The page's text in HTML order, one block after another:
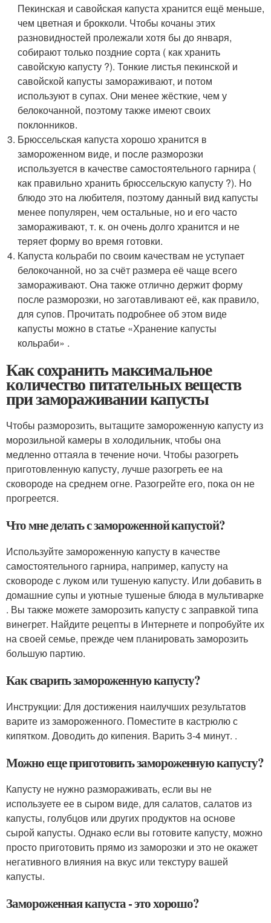
Пекинская и савойская капуста хранится ещё меньше,
чем цветная и брокколи. Чтобы кочаны этих
разновидностей пролежали хотя бы до января,
собирают только поздние сорта ( как хранить
савойскую капусту ?). Тонкие листья пекинской и
савойской капусты замораживают, и потом
используют в супах. Они менее жёсткие, чем у
белокочанной, поэтому также имеют своих
поклонников.
Брюссельская капуста хорошо хранится в
замороженном виде, и после разморозки
используется в качестве самостоятельного гарнира (
как правильно хранить брюссельскую капусту ?). Но
блюдо это на любителя, поэтому данный вид капусты
менее популярен, чем остальные, но и его часто
замораживают, т. к. он очень долго хранится и не
теряет форму во время готовки.
Капуста кольраби по своим качествам не уступает
белокочанной, но за счёт размера её чаще всего
замораживают. Она также отлично держит форму
после разморозки, но заготавливают её, как правило,
для супов. Прочитать подробнее об этом виде
капусты можно в статье «Хранение капусты
кольраби» .
Как сохранить максимальное
количество питательных веществ
при замораживании капусты
Чтобы разморозить, вытащите замороженную капусту из
морозильной камеры в холодильник, чтобы она
медленно оттаяла в течение ночи. Чтобы разогреть
приготовленную капусту, лучше разогреть ее на
сковороде на среднем огне. Разогрейте его, пока он не
прогреется.
Что мне делать с замороженной капустой?
Используйте замороженную капусту в качестве
самостоятельного гарнира, например, капусту на
сковороде с луком или тушеную капусту. Или добавить в
домашние супы и уютные тушеные блюда в мультиварке
. Вы также можете заморозить капусту с заправкой типа
винегрет. Найдите рецепты в Интернете и попробуйте их
на своей семье, прежде чем планировать заморозить
большую партию.
Как сварить замороженную капусту?
Инструкции: Для достижения наилучших результатов
варите из замороженного. Поместите в кастрюлю с
кипятком. Доводить до кипения. Варить 3-4 минут. .
Можно еще приготовить замороженную капусту?
Капусту не нужно размораживать, если вы не
используете ее в сыром виде, для салатов, салатов из
капусты, голубцов или других продуктов на основе
сырой капусты. Однако если вы готовите капусту, можно
просто приготовить прямо из заморозки и это не окажет
негативного влияния на вкус или текстуру вашей
капусты.
Замороженная капуста - это хорошо?